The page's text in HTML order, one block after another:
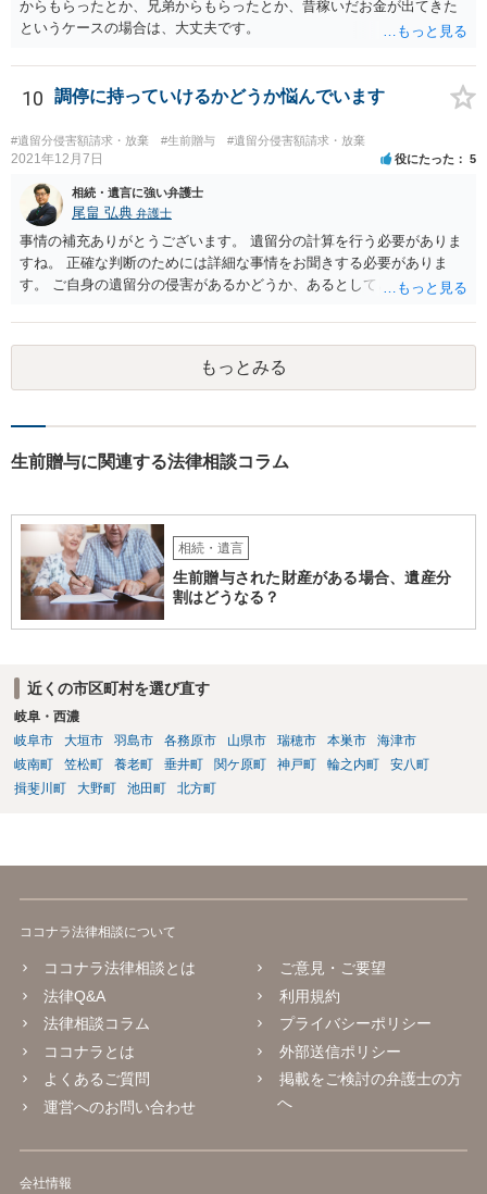
からもらったとか、兄弟からもらったとか、昔稼いだお金が出てきた
というケースの場合は、大丈夫です。
10 調停に持っていけるかどうか悩んでいます
#遺留分侵害額請求・放棄 #生前贈与 #遺留分侵害額請求・放棄
2021年12月7日 役にたった 5
相続・遺言に強い弁護士
尾畠 弘典 弁護士
事情の補充ありがとうございます。 遺留分の計算を行う必要がありま
すね。 正確な判断のためには詳細な事情をお聞きする必要がありま
す。 ご自身の遺留分の侵害があるかどうか、あるとしてどの程度の金
相談されるのが良いと思います。
もっとみる
生前贈与に関連する法律相談コラム
相続・遺言
生前贈与された財産がある場合、遺産分
割はどうなる？
近くの市区町村を選び直す
岐阜・西濃
岐阜市
大垣市 羽島市 各務原市 山県市 瑞穂市 本巣市
海津市
岐南町
笠松町 養老町 垂井町 関ケ原町 神戸町 輪之内町
安八町
揖斐川町
大野町 池田町 北方町
ココナラ法律相談について
ココナラ法律相談とは
法律Q&A
法律相談コラム
ココナラとは
よくあるご質問
運営へのお問い合わせ
ご意見・ご要望
利用規約
プライバシーポリシー
外部送信ポリシー
掲載をご検討の弁護士の方
へ
会社情報